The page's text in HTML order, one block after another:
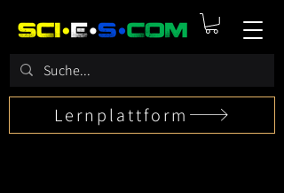
Lernplattform